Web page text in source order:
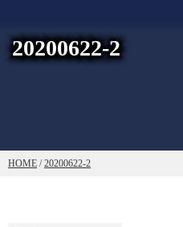
20200622-2
HOME /20200622-2